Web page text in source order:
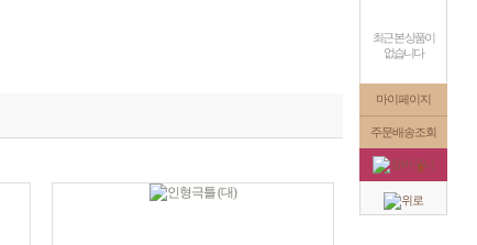
최근 본 상품이
없습니다
마이페이지
주문배송조회
0